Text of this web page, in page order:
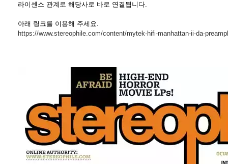
라이센스 관계로 해당사로 바로 연결됩니다.
아래 링크를 이용해 주세요.
https://www.stereophile.com/content/mytek-hifi-manhattan-ii-da-